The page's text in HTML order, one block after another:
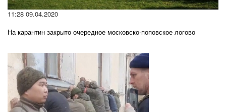
11:28 09.04.2020
На карантин закрыто очередное московско-поповское логово